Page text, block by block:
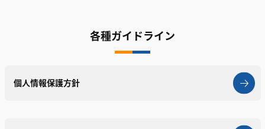
各種ガイドライン
個人情報保護方針